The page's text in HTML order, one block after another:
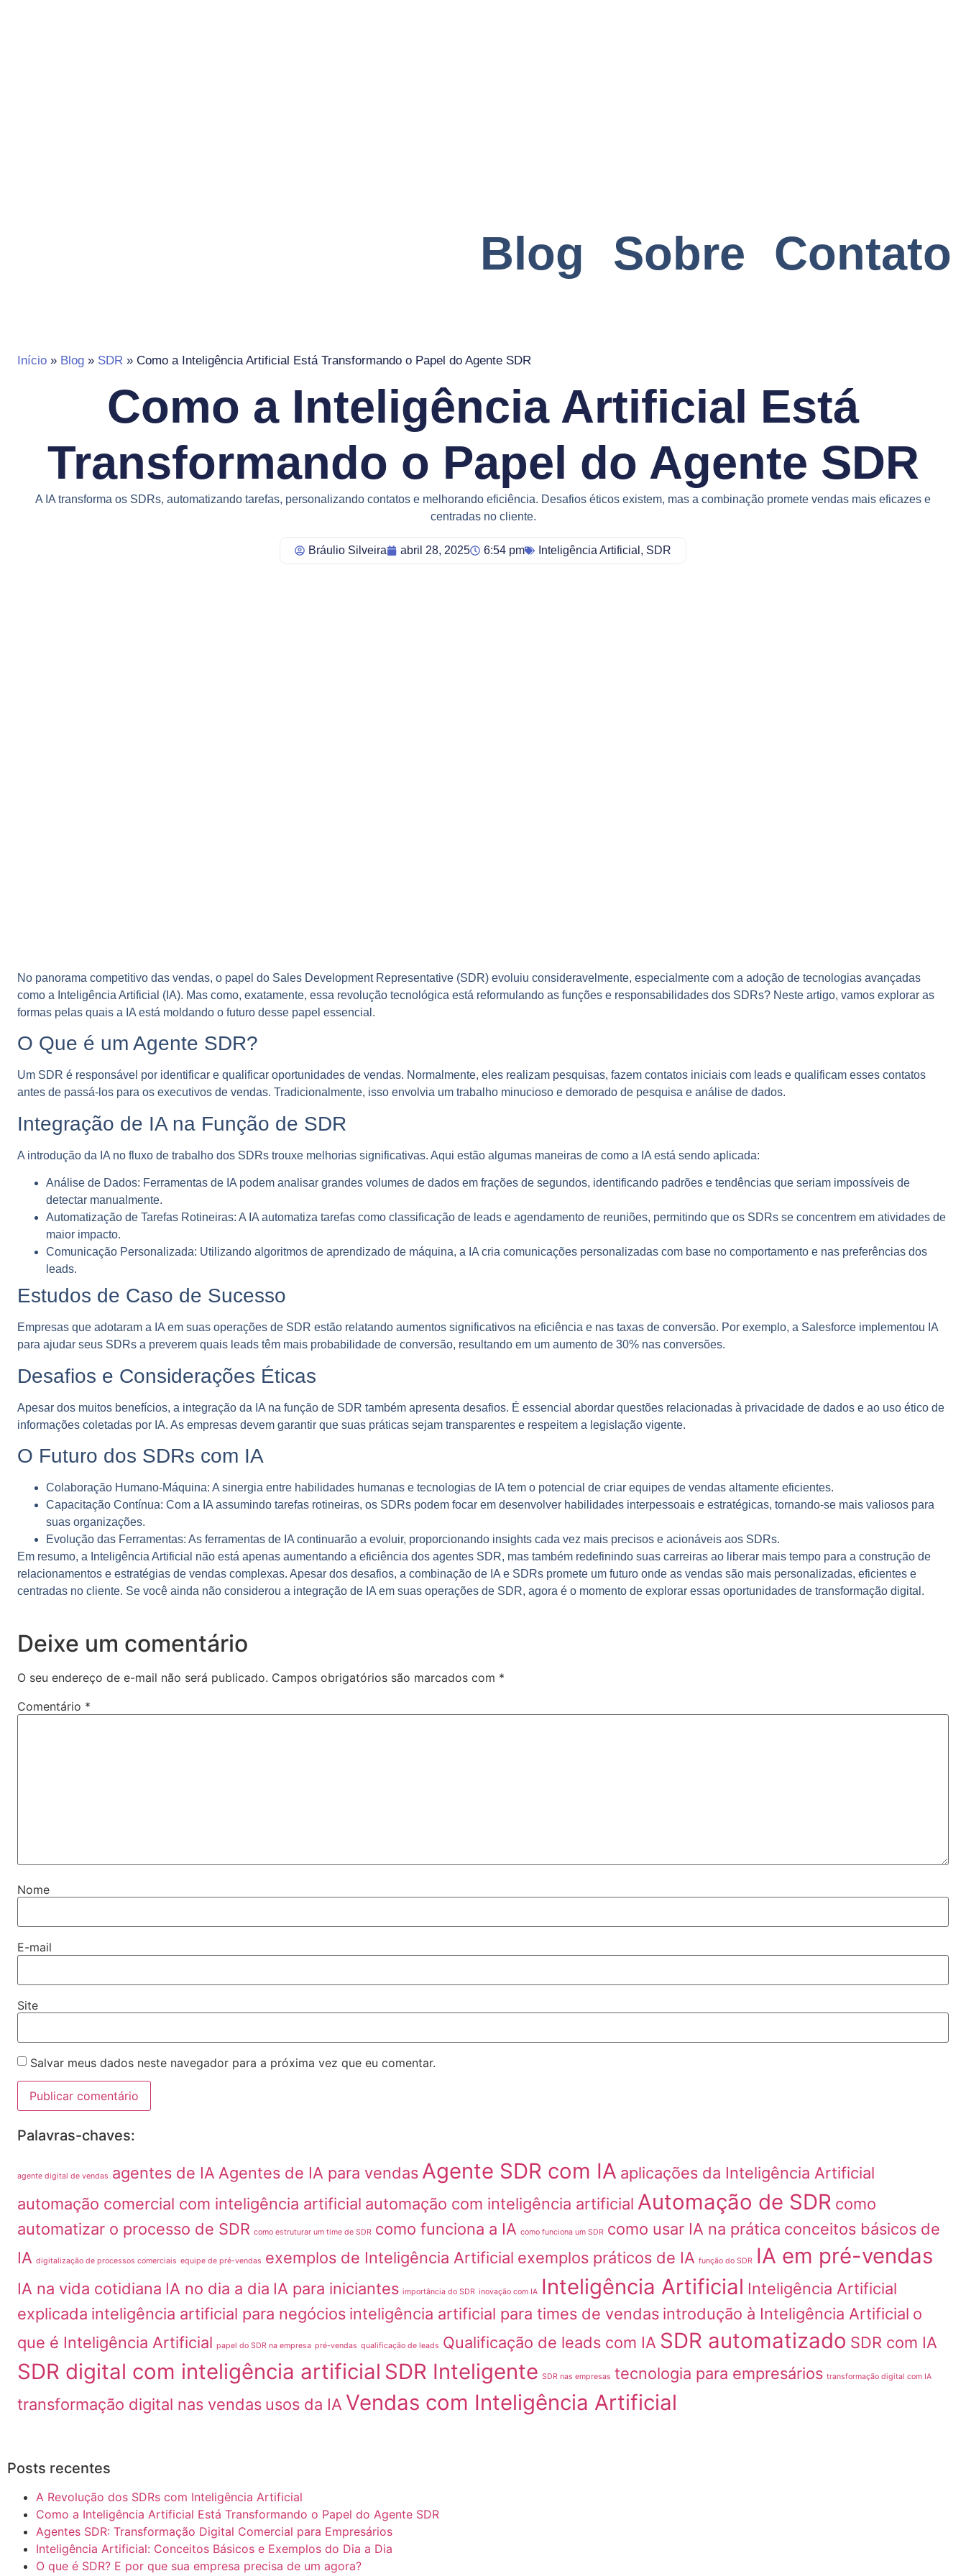
Blog Sobre Contato
Início » Blog » SDR » Como a Inteligência Artificial Está Transformando o Papel do Agente SDR
Como a Inteligência Artificial Está
Transformando o Papel do Agente SDR
A IA transforma os SDRs, automatizando tarefas, personalizando contatos e melhorando eficiência. Desafios éticos existem, mas a combinação promete vendas mais eficazes e
centradas no cliente.
Bráulio Silveira abril 28, 2025 6:54 pm Inteligência Artificial , SDR
No panorama competitivo das vendas, o papel do Sales Development Representative (SDR) evoluiu consideravelmente, especialmente com a adoção de tecnologias avançadas
como a Inteligência Artificial (IA). Mas como, exatamente, essa revolução tecnológica está reformulando as funções e responsabilidades dos SDRs? Neste artigo, vamos explorar as
formas pelas quais a IA está moldando o futuro desse papel essencial.
O Que é um Agente SDR?
Um SDR é responsável por identificar e qualificar oportunidades de vendas. Normalmente, eles realizam pesquisas, fazem contatos iniciais com leads e qualificam esses contatos
antes de passá-los para os executivos de vendas. Tradicionalmente, isso envolvia um trabalho minucioso e demorado de pesquisa e análise de dados.
Integração de IA na Função de SDR
A introdução da IA no fluxo de trabalho dos SDRs trouxe melhorias significativas. Aqui estão algumas maneiras de como a IA está sendo aplicada:
Análise de Dados: Ferramentas de IA podem analisar grandes volumes de dados em frações de segundos, identificando padrões e tendências que seriam impossíveis de
detectar manualmente.
Automatização de Tarefas Rotineiras: A IA automatiza tarefas como classificação de leads e agendamento de reuniões, permitindo que os SDRs se concentrem em atividades de
maior impacto.
Comunicação Personalizada: Utilizando algoritmos de aprendizado de máquina, a IA cria comunicações personalizadas com base no comportamento e nas preferências dos
leads.
Estudos de Caso de Sucesso
Empresas que adotaram a IA em suas operações de SDR estão relatando aumentos significativos na eficiência e nas taxas de conversão. Por exemplo, a Salesforce implementou IA
para ajudar seus SDRs a preverem quais leads têm mais probabilidade de conversão, resultando em um aumento de 30% nas conversões.
Desafios e Considerações Éticas
Apesar dos muitos benefícios, a integração da IA na função de SDR também apresenta desafios. É essencial abordar questões relacionadas à privacidade de dados e ao uso ético de
informações coletadas por IA. As empresas devem garantir que suas práticas sejam transparentes e respeitem a legislação vigente.
O Futuro dos SDRs com IA
Colaboração Humano-Máquina: A sinergia entre habilidades humanas e tecnologias de IA tem o potencial de criar equipes de vendas altamente eficientes.
Capacitação Contínua: Com a IA assumindo tarefas rotineiras, os SDRs podem focar em desenvolver habilidades interpessoais e estratégicas, tornando-se mais valiosos para
suas organizações.
Evolução das Ferramentas: As ferramentas de IA continuarão a evoluir, proporcionando insights cada vez mais precisos e acionáveis aos SDRs.
Em resumo, a Inteligência Artificial não está apenas aumentando a eficiência dos agentes SDR, mas também redefinindo suas carreiras ao liberar mais tempo para a construção de
relacionamentos e estratégias de vendas complexas. Apesar dos desafios, a combinação de IA e SDRs promete um futuro onde as vendas são mais personalizadas, eficientes e
centradas no cliente. Se você ainda não considerou a integração de IA em suas operações de SDR, agora é o momento de explorar essas oportunidades de transformação digital.
Deixe um comentário
O seu endereço de e-mail não será publicado. Campos obrigatórios são marcados com *
Comentário *
Nome
E-mail
Site
Salvar meus dados neste navegador para a próxima vez que eu comentar.
Palavras-chaves:
agente digital de vendas agentes de IA Agentes de IA para vendas Agente SDR com IA aplicações da Inteligência Artificial
automação comercial com inteligência artificial automação com inteligência artificial Automação de SDR como
automatizar o processo de SDR como estruturar um time de SDR como funciona a IA como funciona um SDR como usar IA na prática conceitos básicos de
IA digitalização de processos comerciais equipe de pré-vendas exemplos de Inteligência Artificial exemplos práticos de IA função do SDR IA em pré-vendas
IA na vida cotidiana IA no dia a dia IA para iniciantes importância do SDR inovação com IA Inteligência Artificial Inteligência Artificial
explicada inteligência artificial para negócios inteligência artificial para times de vendas introdução à Inteligência Artificial o
que é Inteligência Artificial papel do SDR na empresa pré-vendas qualificação de leads Qualificação de leads com IA SDR automatizado SDR com IA
SDR digital com inteligência artificial SDR Inteligente SDR nas empresas tecnologia para empresários transformação digital com IA
transformação digital nas vendas usos da IA Vendas com Inteligência Artificial
Posts recentes
A Revolução dos SDRs com Inteligência Artificial
Como a Inteligência Artificial Está Transformando o Papel do Agente SDR
Agentes SDR: Transformação Digital Comercial para Empresários
Inteligência Artificial: Conceitos Básicos e Exemplos do Dia a Dia
O que é SDR? E por que sua empresa precisa de um agora?